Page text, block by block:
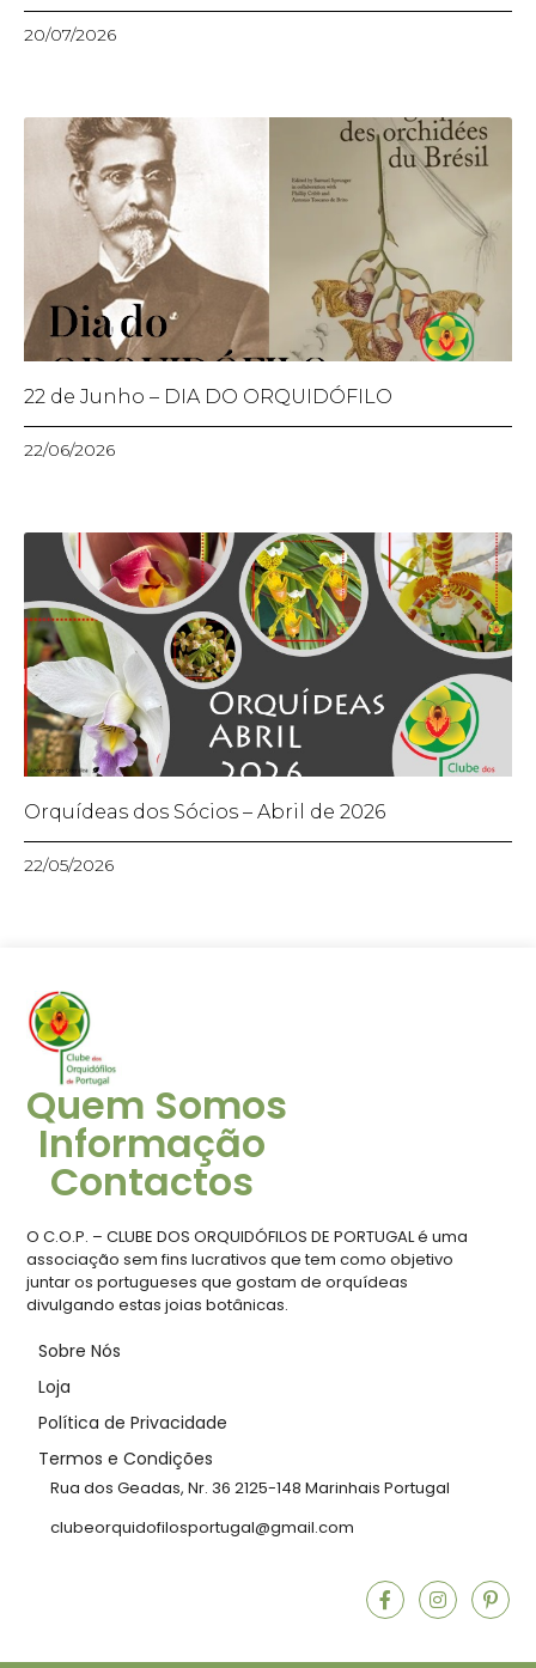
20/07/2026
22 de Junho – DIA DO ORQUIDÓFILO
22/06/2026
Orquídeas dos Sócios – Abril de 2026
22/05/2026
Quem Somos
Informação
Contactos
O C.O.P. – CLUBE DOS ORQUIDÓFILOS DE PORTUGAL é uma
associação sem fins lucrativos que tem como objetivo
juntar os portugueses que gostam de orquídeas
divulgando estas joias botânicas.
Sobre Nós
Loja
Política de Privacidade
Termos e Condições
Rua dos Geadas, Nr. 36 2125-148 Marinhais Portugal
clubeorquidofilosportugal@gmail.com